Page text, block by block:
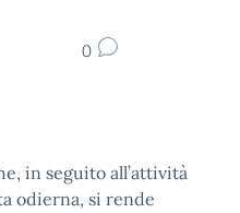
0
in seguito all’attività
odierna, si rende